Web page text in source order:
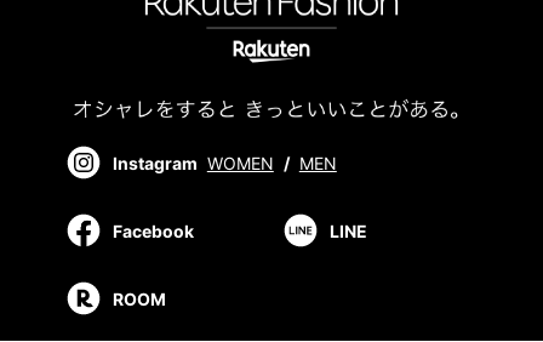
Instagram WOMEN / MEN
Facebook LINE
ROOM